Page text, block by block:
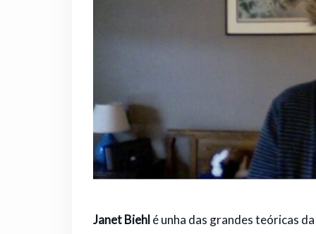
Janet Biehl é unha das grandes teóricas